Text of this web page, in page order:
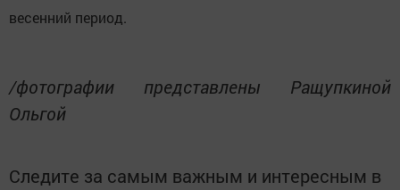
весенний период.
/фотографии представлены Ращупкиной
Ольгой
Следите за самым важным и интересным в